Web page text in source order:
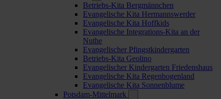
Betriebs-Kita Bergmännchen
Evangelische Kita Hermannswerder
Evangelische Kita Hoffkids
Evangelische Integrations-Kita an der
Nuthe
Evangelischer Pfingstkindergarten
Betriebs-Kita Geolino
Evangelischer Kindergarten Friedenshaus
Evangelische Kita Regenbogenland
Evangelische Kita Sonnenblume
Potsdam-Mittelmark